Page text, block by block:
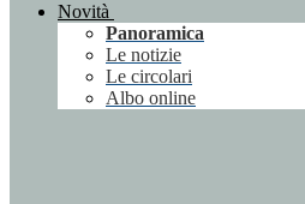
Novità
Panoramica
Le notizie
Le circolari
Albo online